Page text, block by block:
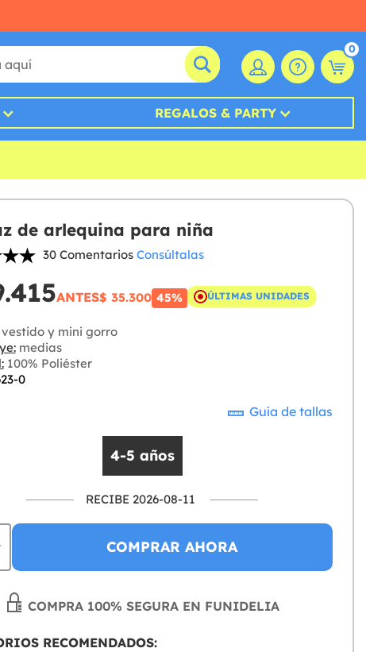
0
REGALOS & PARTY
de arlequina para niña
30 Comentarios Consúltalas
ANTES$ 35.300 45% ÚLTIMAS UNIDADES
y mini gorro
medias
100% Poliéster
0
Guía de tallas
4-5 años
RECIBE 2026-08-11
COMPRAR AHORA
COMPRA 100% SEGURA EN FUNIDELIA
RECOMENDADOS: